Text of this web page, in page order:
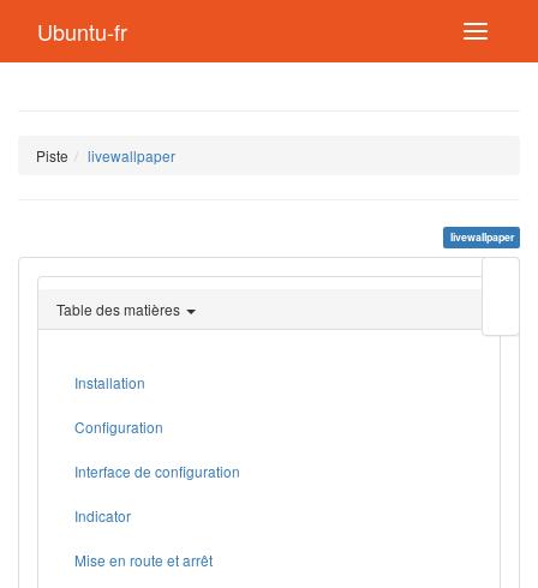
Ubuntu-fr
Piste livewallpaper
livewallpaper
page
Table des matières
Installation
Configuration
Interface de configuration
Indicator
Mise en route et arrêt